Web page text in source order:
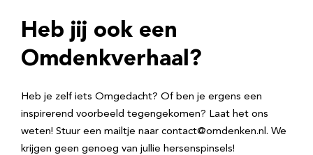
r
e
Heb jij ook een
Omdenkverhaal?
Heb je zelf iets Omgedacht? Of ben je ergens een
inspirerend voorbeeld tegengekomen? Laat het ons
weten! Stuur een mailtje naar contact@omdenken.nl. We
krijgen geen genoeg van jullie hersenspinsels!